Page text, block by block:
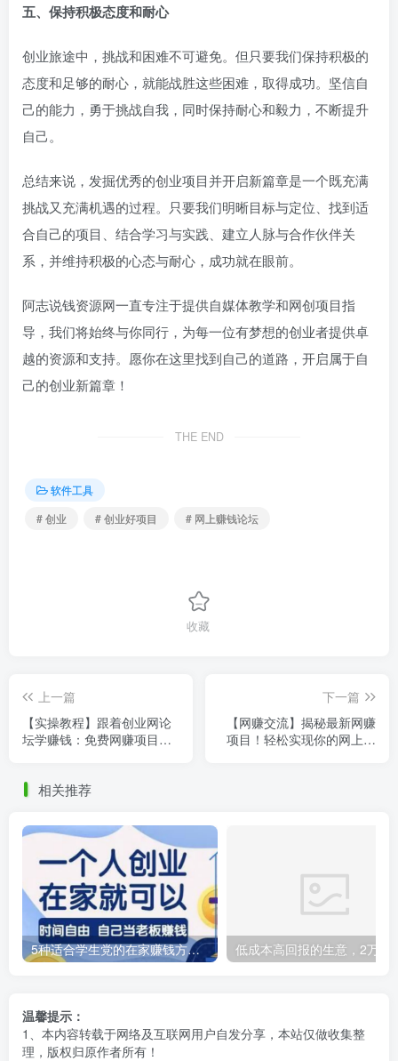
五、保持积极态度和耐心
创业旅途中，挑战和困难不可避免。但只要我们保持积极的
态度和足够的耐心，就能战胜这些困难，取得成功。坚信自
己的能力，勇于挑战自我，同时保持耐心和毅力，不断提升
自己。
总结来说，发掘优秀的创业项目并开启新篇章是一个既充满
挑战又充满机遇的过程。只要我们明晰目标与定位、找到适
合自己的项目、结合学习与实践、建立人脉与合作伙伴关
系，并维持积极的心态与耐心，成功就在眼前。
阿志说钱资源网一直专注于提供自媒体教学和网创项目指
导，我们将始终与你同行，为每一位有梦想的创业者提供卓
越的资源和支持。愿你在这里找到自己的道路，开启属于自
己的创业新篇章！
THE END
软件工具
# 创业
# 创业好项目 # 网上赚钱论坛
收藏
上一篇
【实操教程】跟着创业网论
坛学赚钱：免费网赚项目从
下一篇
【网赚交流】揭秘最新网赚
项目！轻松实现你的网上赚
相关推荐
5种适合学生党的在家赚钱方法，轻松实现财务自由！
温馨提示：
1、本内容转载于网络及互联网用户自发分享，本站仅做收集整
理，版权归原作者所有！